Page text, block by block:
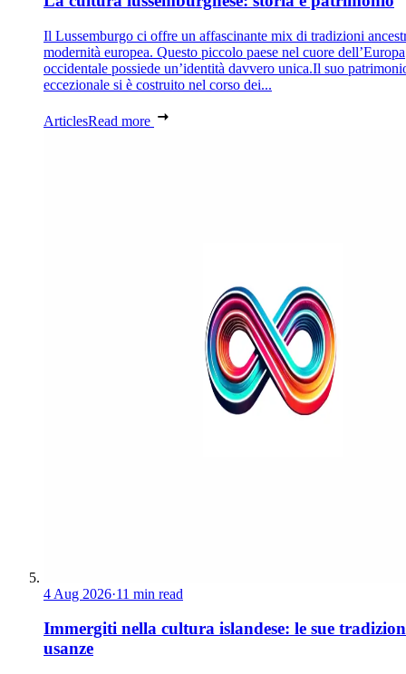
Il Lussemburgo ci offre un affascinante mix di tradizioni
modernità europea. Questo piccolo paese nel cuore dell’Europa
occidentale possiede un’identità davvero unica.Il suo
eccezionale si è costruito nel corso dei...
ArticlesRead more
4 Aug 2026·11 min read
Immergiti nella cultura islandese: le sue
usanze